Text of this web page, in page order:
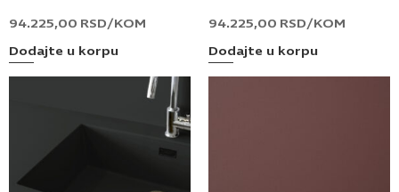
94.225,00 RSD/KOM
Dodajte u korpu
94.225,00 RSD/KOM
Dodajte u korpu